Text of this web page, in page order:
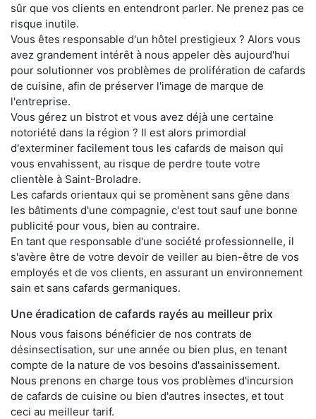
sûr que vos clients en entendront parler. Ne prenez pas ce
risque inutile.
Vous êtes responsable d'un hôtel prestigieux ? Alors vous
avez grandement intérêt à nous appeler dès aujourd'hui
pour solutionner vos problèmes de prolifération de cafards
de cuisine, afin de préserver l'image de marque de
l'entreprise.
Vous gérez un bistrot et vous avez déjà une certaine
notoriété dans la région ? Il est alors primordial
d'exterminer facilement tous les cafards de maison qui
vous envahissent, au risque de perdre toute votre
clientèle à Saint-Broladre.
Les cafards orientaux qui se promènent sans gêne dans
les bâtiments d'une compagnie, c'est tout sauf une bonne
publicité pour vous, bien au contraire.
En tant que responsable d'une société professionnelle, il
s'avère être de votre devoir de veiller au bien-être de vos
employés et de vos clients, en assurant un environnement
sain et sans cafards germaniques.
Une éradication de cafards rayés au meilleur prix
Nous vous faisons bénéficier de nos contrats de
désinsectisation, sur une année ou bien plus, en tenant
compte de la nature de vos besoins d'assainissement.
Nous prenons en charge tous vos problèmes d'incursion
de cafards de cuisine ou bien d'autres insectes, et tout
ceci au meilleur tarif.